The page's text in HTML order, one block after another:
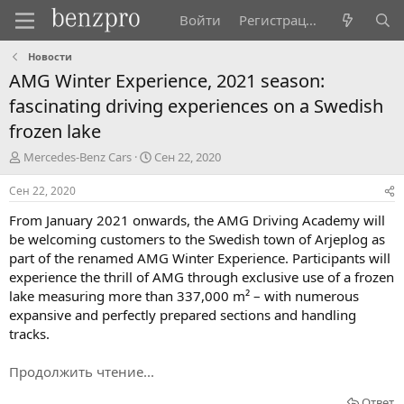
Войти Регистрация
Новости
AMG Winter Experience, 2021 season:
fascinating driving experiences on a Swedish
frozen lake
А
в
т
о
р
т
е
ы
Mercedes-Benz Cars
Д
а
а
н
а
ч
а
л
а
Сен 22, 2020
Сен 22, 2020
From January 2021 onwards, the AMG Driving Academy will
be welcoming customers to the Swedish town of Arjeplog as
part of the renamed AMG Winter Experience. Participants will
experience the thrill of AMG through exclusive use of a frozen
lake measuring more than 337,000 m² – with numerous
expansive and perfectly prepared sections and handling
tracks.
Продолжить чтение...